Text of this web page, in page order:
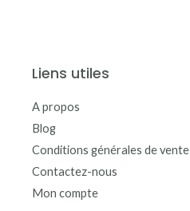
Liens utiles
A propos
Blog
Conditions générales de vente
Contactez-nous
Mon compte